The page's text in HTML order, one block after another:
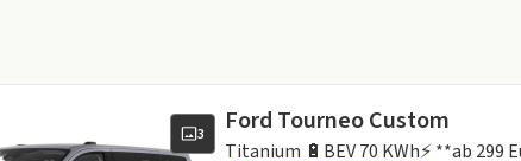
3 Ford Tourneo Custom